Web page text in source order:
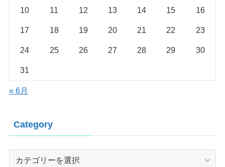
10 11 12 13 14 15 16
17 18 19 20 21 22 23
24 25 26 27 28 29 30
31
« 6月
Category
Category